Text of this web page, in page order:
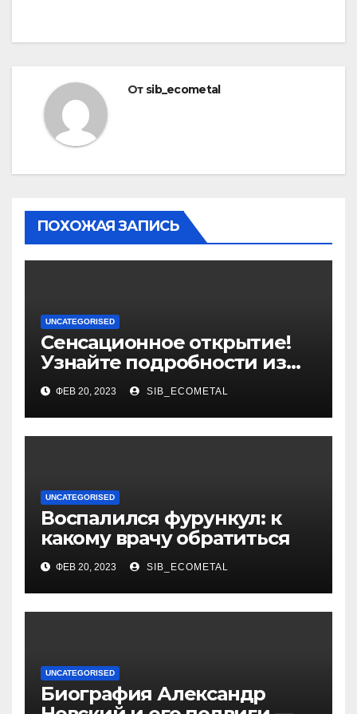
От sib_ecometal
ПОХОЖАЯ ЗАПИСЬ
UNCATEGORISED
Сенсационное открытие!
Узнайте подробности из
биографии и уникальные
достижения выдающегося
политолога Сосновского
Александра
ФЕВ 20, 2023 SIB_ECOMETAL
UNCATEGORISED
Воспалился фурункул: к
какому врачу обратиться
ФЕВ 20, 2023 SIB_ECOMETAL
UNCATEGORISED
Биография Александр